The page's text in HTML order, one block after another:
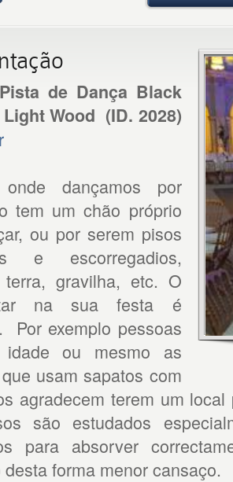
de Dança Black
Wood (ID. 2028)
dançamos por
tem um chão próprio
ou por serem pisos
e escorregadios,
terra, gravilha, etc. O
na sua festa é
Por exemplo pessoas
ou mesmo as
usam sapatos com
agradecem terem um
são estudados
para absorver
forma menor cansaço.